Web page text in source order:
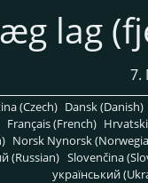
lag
7.
(Czech) Dansk (Danish)
Français (French)
Norsk Nynorsk
(Russian) Slovenčina
український